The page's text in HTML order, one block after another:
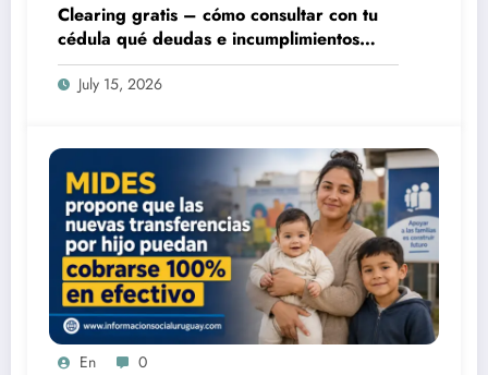
Clearing gratis – cómo consultar con tu
cédula qué deudas e incumplimientos
tenés
July 15, 2026
En 0